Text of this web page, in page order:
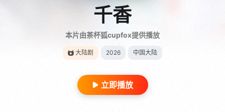
千香
本片由茶杯狐cupfox提供播放
大陆剧 2026 中国大陆
立即播放